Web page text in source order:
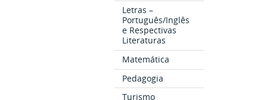
Letras –
Português/Inglês
e Respectivas
Literaturas
Matemática
Pedagogia
Turismo